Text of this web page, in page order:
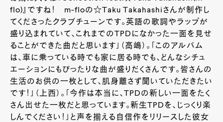
flo)』ですね！ m-floの☆Taku Takahashiさんが制作し
てくださったクラブチューンです。英語の歌詞やラップが
盛り込まれていて、これまでのTPD になかった一面を見せ
ることができた曲だと思います」（高嶋）。「このアルバム
は、車に乗っている時でも家に居る時でも、どんなシチュ
エーションにもぴったりな曲が盛りだくさんです。皆さんの
生活のお供の一枚として、肌身離さず聞いていただきたい
です！」（上西）。「今作は本当に、TPDの新しい一面をたく
さん出せた一枚だと思っています。新生TPDを、じっくり楽
しんでください！」と声を揃える自信作をリリースした彼女